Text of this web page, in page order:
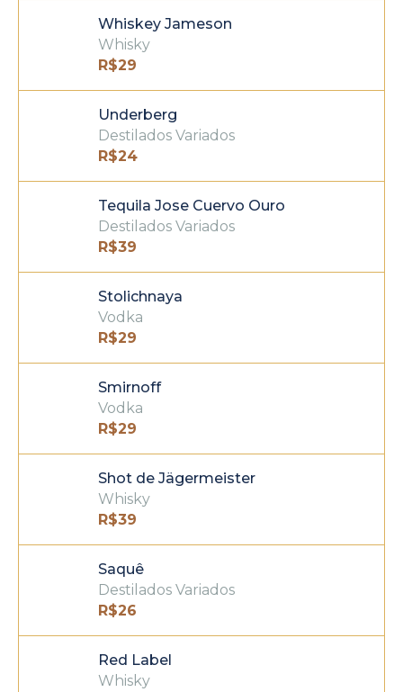
Whiskey Jameson
Whisky
R$29
Underberg
Destilados Variados
R$24
Tequila Jose Cuervo Ouro
Destilados Variados
R$39
Stolichnaya
Vodka
R$29
Smirnoff
Vodka
R$29
Shot de Jägermeister
Whisky
R$39
Saquê
Destilados Variados
R$26
Red Label
Whisky